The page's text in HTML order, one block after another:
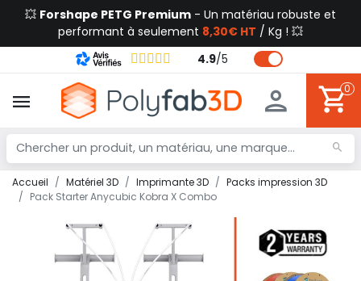
💥 Forshape PETG Premium - Un matériau robuste et
performant à seulement 8,30€ HT / Kg ! 💥
4.9/5
0
Accueil Matériel 3D Imprimante 3D
Packs impression 3D
Pack Starter Anycubic Kobra X Combo